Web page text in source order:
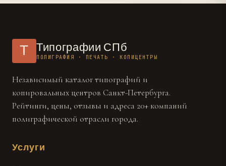
Т Типографии СПб
ПОЛИГРАФИЯ · ПЕЧАТЬ · КОПИЦЕНТРЫ
Независимый каталог типографий и
копировальных центров Санкт-Петербурга.
Рейтинги, цены, отзывы и адреса 20+ компаний
полиграфической отрасли города.
Услуги